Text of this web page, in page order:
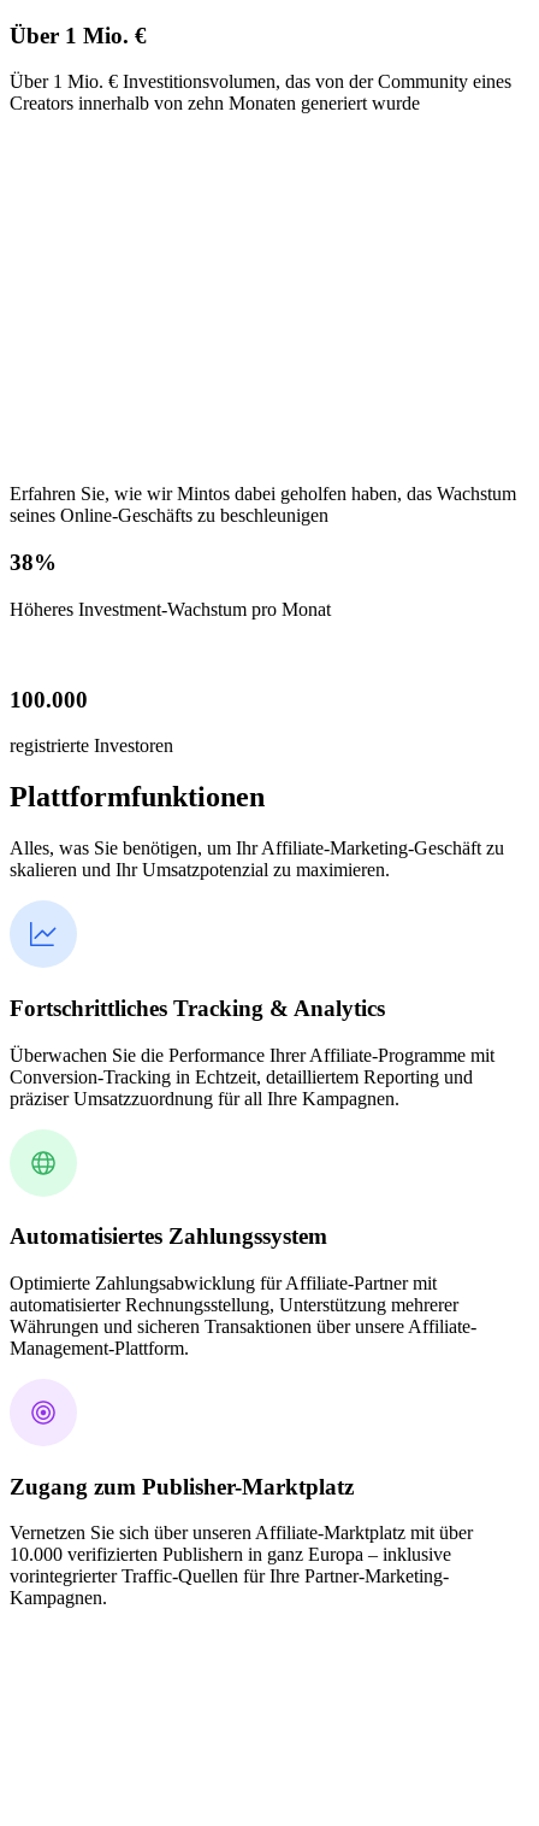
Über 1 Mio. €
Über 1 Mio. € Investitionsvolumen, das von der Community eines
Creators innerhalb von zehn Monaten generiert wurde
Erfahren Sie, wie wir Mintos dabei geholfen haben, das Wachstum
seines Online-Geschäfts zu beschleunigen
38%
Höheres Investment-Wachstum pro Monat
100.000
registrierte Investoren
Plattformfunktionen
Alles, was Sie benötigen, um Ihr Affiliate-Marketing-Geschäft zu
skalieren und Ihr Umsatzpotenzial zu maximieren.
Fortschrittliches Tracking & Analytics
Überwachen Sie die Performance Ihrer Affiliate-Programme mit
Conversion-Tracking in Echtzeit, detailliertem Reporting und
präziser Umsatzzuordnung für all Ihre Kampagnen.
Automatisiertes Zahlungssystem
Optimierte Zahlungsabwicklung für Affiliate-Partner mit
automatisierter Rechnungsstellung, Unterstützung mehrerer
Währungen und sicheren Transaktionen über unsere Affiliate-
Management-Plattform.
Zugang zum Publisher-Marktplatz
Vernetzen Sie sich über unseren Affiliate-Marktplatz mit über
10.000 verifizierten Publishern in ganz Europa – inklusive
vorintegrierter Traffic-Quellen für Ihre Partner-Marketing-
Kampagnen.